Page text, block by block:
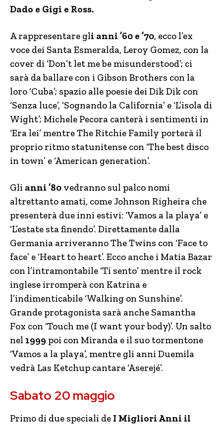
Dado e Gigi e Ross.
A rappresentare gli anni ’60 e ’70, ecco l’ex
voce dei Santa Esmeralda, Leroy Gomez, con la
cover di ‘Don’t let me be misunderstood’; ci
sarà da ballare con i Gibson Brothers con la
loro ‘Cuba’; spazio alle poesie dei Dik Dik con
‘Senza luce’, ‘Sognando la California’ e ‘L’isola di
Wight’; Michele Pecora canterà i sentimenti in
‘Era lei’ mentre The Ritchie Family porterà il
proprio ritmo statunitense con ‘The best disco
in town’ e ‘American generation’.
Gli anni ’80 vedranno sul palco nomi
altrettanto amati, come Johnson Righeira che
presenterà due inni estivi: ‘Vamos a la playa’ e
‘L’estate sta finendo’. Direttamente dalla
Germania arriveranno The Twins con ‘Face to
face’ e ‘Heart to heart’. Ecco anche i Matia Bazar
con l’intramontabile ‘Ti sento’ mentre il rock
inglese irromperà con Katrina e
l’indimenticabile ‘Walking on Sunshine’.
Grande protagonista sarà anche Samantha
Fox con ‘Touch me (I want your body)’. Un salto
nel 1999 poi con Miranda e il suo tormentone
‘Vamos a la playa’, mentre gli anni Duemila
vedrà Las Ketchup cantare ‘Aserejé’.
Sabato 20 maggio
Primo di due speciali de I Migliori Anni il